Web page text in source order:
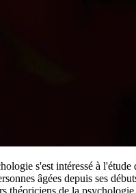
s'est intéressé à l'étude
âgées depuis ses
théoriciens de la